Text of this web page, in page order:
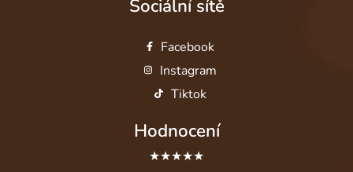
Sociální sítě
Facebook
Instagram
Tiktok
Hodnocení
★★★★★